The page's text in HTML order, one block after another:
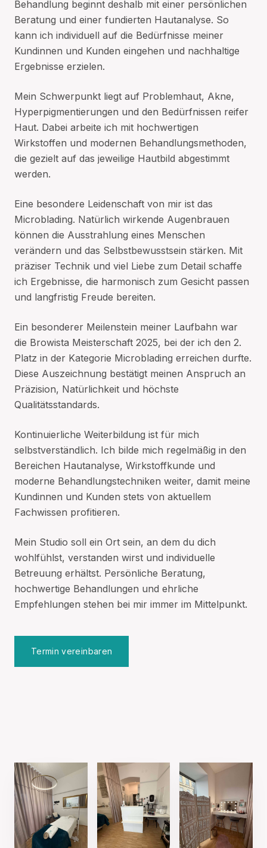
Behandlung beginnt deshalb mit einer persönlichen
Beratung und einer fundierten Hautanalyse. So
kann ich individuell auf die Bedürfnisse meiner
Kundinnen und Kunden eingehen und nachhaltige
Ergebnisse erzielen.
Mein Schwerpunkt liegt auf Problemhaut, Akne,
Hyperpigmentierungen und den Bedürfnissen reifer
Haut. Dabei arbeite ich mit hochwertigen
Wirkstoffen und modernen Behandlungsmethoden,
die gezielt auf das jeweilige Hautbild abgestimmt
werden.
Eine besondere Leidenschaft von mir ist das
Microblading. Natürlich wirkende Augenbrauen
können die Ausstrahlung eines Menschen
verändern und das Selbstbewusstsein stärken. Mit
präziser Technik und viel Liebe zum Detail schaffe
ich Ergebnisse, die harmonisch zum Gesicht passen
und langfristig Freude bereiten.
Ein besonderer Meilenstein meiner Laufbahn war
die Browista Meisterschaft 2025, bei der ich den 2.
Platz in der Kategorie Microblading erreichen durfte.
Diese Auszeichnung bestätigt meinen Anspruch an
Präzision, Natürlichkeit und höchste
Qualitätsstandards.
Kontinuierliche Weiterbildung ist für mich
selbstverständlich. Ich bilde mich regelmäßig in den
Bereichen Hautanalyse, Wirkstoffkunde und
moderne Behandlungstechniken weiter, damit meine
Kundinnen und Kunden stets von aktuellem
Fachwissen profitieren.
Mein Studio soll ein Ort sein, an dem du dich
wohlfühlst, verstanden wirst und individuelle
Betreuung erhältst. Persönliche Beratung,
hochwertige Behandlungen und ehrliche
Empfehlungen stehen bei mir immer im Mittelpunkt.
Termin vereinbaren